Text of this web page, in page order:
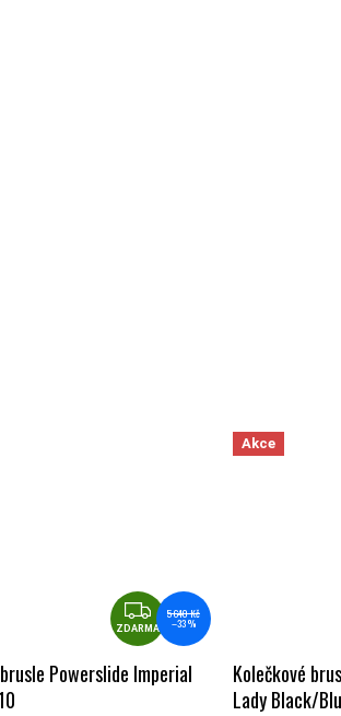
ZDARMA
ZDARMA
5 640 Kč
–33 %
Powerslide Imperial
Akce
Kolečkové
Lady Black/